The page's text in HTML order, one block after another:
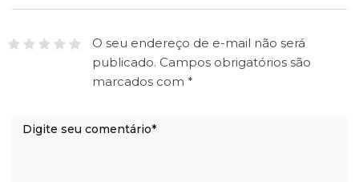
O seu endereço de e-mail não será
publicado. Campos obrigatórios são
marcados com *